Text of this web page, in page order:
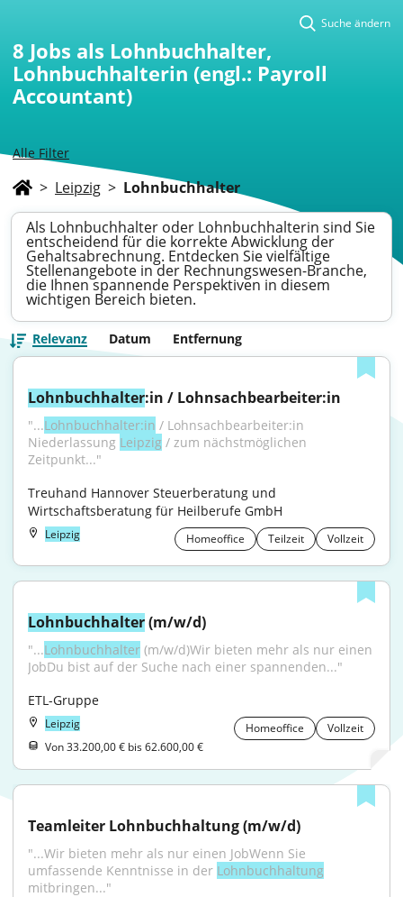
Alle Filter
Suche ändern
8 Jobs als Lohnbuchhalter,
Lohnbuchhalterin (engl.: Payroll
Accountant)
> Leipzig > Lohnbuchhalter
Als Lohnbuchhalter oder Lohnbuchhalterin sind Sie
entscheidend für die korrekte Abwicklung der
Gehaltsabrechnung. Entdecken Sie vielfältige
Stellenangebote in der Rechnungswesen-Branche,
die Ihnen spannende Perspektiven in diesem
wichtigen Bereich bieten.
Relevanz Datum Entfernung
Lohnbuchhalter:in / Lohnsachbearbeiter:in
"...Lohnbuchhalter:in / Lohnsachbearbeiter:in
Niederlassung Leipzig / zum nächstmöglichen
Zeitpunkt..."
Treuhand Hannover Steuerberatung und
Wirtschaftsberatung für Heilberufe GmbH
Leipzig Homeoffice Teilzeit Vollzeit
Lohnbuchhalter (m/w/d)
"...Lohnbuchhalter (m/w/d)Wir bieten mehr als nur einen
JobDu bist auf der Suche nach einer spannenden..."
ETL-Gruppe
Leipzig Homeoffice
Vollzeit
Von 33.200,00 € bis 62.600,00 €
Teamleiter Lohnbuchhaltung (m/w/d)
"...Wir bieten mehr als nur einen JobWenn Sie
umfassende Kenntnisse in der Lohnbuchhaltung
mitbringen..."